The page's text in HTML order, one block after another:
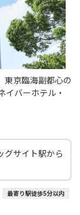
東京臨海副都心の
イバーホテル・
グサイト駅から
最寄り駅徒歩5分以内